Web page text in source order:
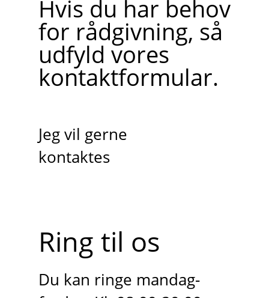
Hvis du har behov
for rådgivning, så
udfyld vores
kontaktformular.
Jeg vil gerne
kontaktes
Ring til os
Du kan ringe mandag-